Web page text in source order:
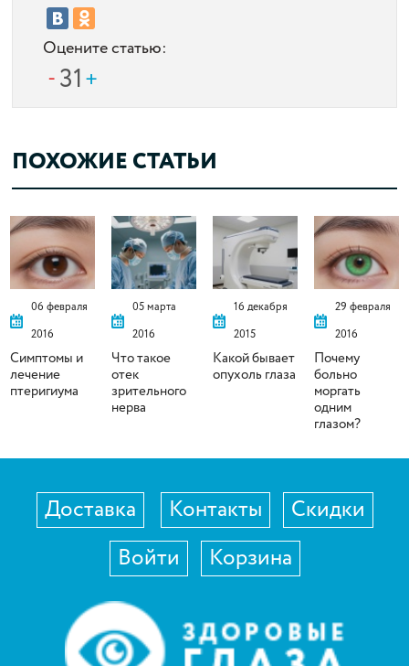
Оцените статью:
31
ПОХОЖИЕ СТАТЬИ
06 февраля
2016
Симптомы и
лечение
птеригиума
05 марта
2016
Что такое
отек
зрительного
нерва
16 декабря
2015
Какой бывает
опухоль глаза
29 февраля
2016
Почему
больно
моргать
одним
глазом?
Доставка Контакты
Скидки
Войти
Корзина